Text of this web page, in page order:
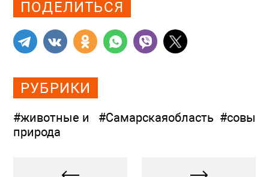
ПОДЕЛИТЬСЯ
РУБРИКИ
#животные и
природа
#Самарскаяобласть #совы